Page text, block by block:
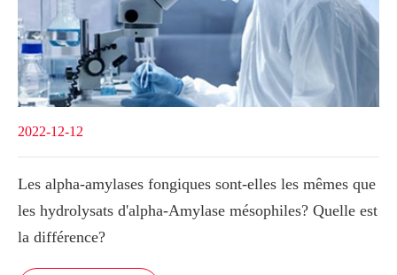
2022-12-12
Les alpha-amylases fongiques sont-elles les mêmes que
les hydrolysats d'alpha-Amylase mésophiles? Quelle est
la différence?